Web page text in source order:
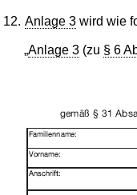
12. Anlage 3 wird wie
„Anlage 3 (zu § 6